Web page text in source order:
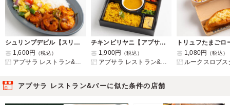
シュリンプデビル【スリランカクラッシック弁当】
1,600円
（税込）
アプサラ レストラン&バー
チキンビリヤニ【アプサラスペシャル】【3日前10時締切】
1,900円
（税込）
アプサラ レストラン&バー
トリュフたまごロ
1,080円
（税込）
ルークスロブス
アプサラ レストラン&バーに似た条件の店舗